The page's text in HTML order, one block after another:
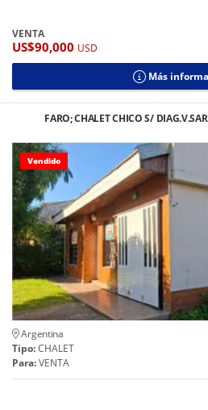
VENTA
US$90,000 USD
Más
FARO; CHALET CHICO S/
Vendido
Argentina
Tipo:CHALET
Para:VENTA